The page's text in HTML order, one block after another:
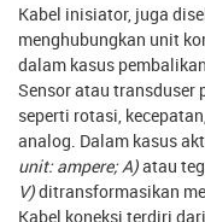
Kabel inisiator, juga
menghubungkan unit
dalam kasus
Sensor atau transduser
seperti rotasi,
analog. Dalam kasus
unit: ampere; A)atau
V)ditransformasikan
Kabel koneksi terdiri